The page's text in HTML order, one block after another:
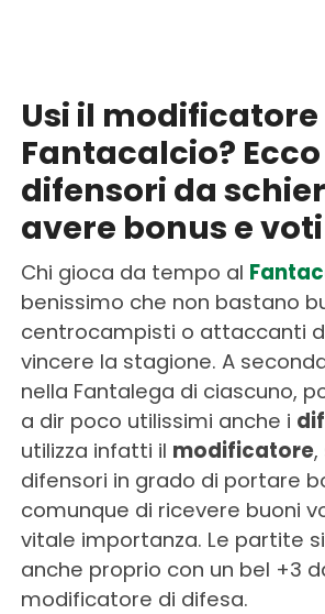
Usi il modificatore
Fantacalcio?
difensori da
avere bonus e
Chi gioca da tempo al
benissimo che non bastano
centrocampisti o attaccanti
vincere la stagione. A
nella Fantalega di ciascuno,
a dir poco utilissimi anche i
utilizza infatti il modificatore,
difensori in grado di portare
comunque di ricevere buoni
vitale importanza. Le partite
anche proprio con un bel +3
modificatore di difesa.